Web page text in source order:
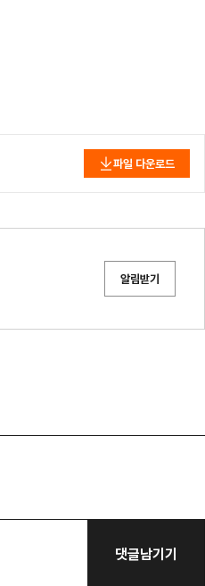
파일 다운로드
알림받기
댓글남기기